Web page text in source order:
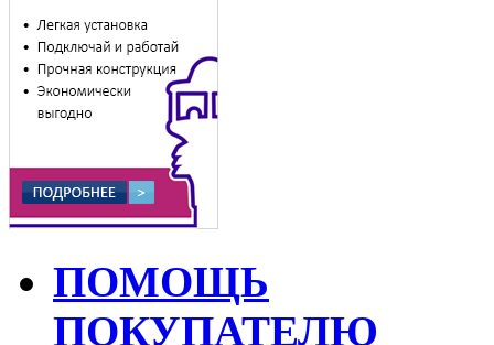
ПОМОЩЬ
ПОКУПАТЕЛЮ